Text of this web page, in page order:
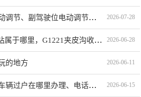
四电机、驾驶位电动调节、副驾驶位电动调节有什么车推荐？哪款好？价格多少？ 2026-07-28
G1221夹皮沟收费站属于哪里，G1221夹皮沟收费站入口的详细地址 2026-06-28
的地方 2026-06-11
南京溧水区二手车车辆过户在哪里办理、电话、上班时间 2026-06-15